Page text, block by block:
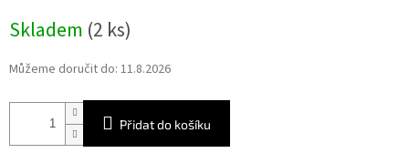
cena:
Skladem (2 ks)
Můžeme doručit do: 11.8.2026
Přidat do košíku